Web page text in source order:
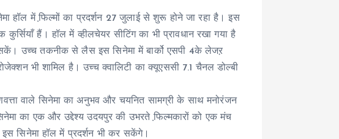
हॉल में फि़ल्मों का प्रदर्शन 27 जुलाई से शुरू होने जा रहा है। इस
हैं। हॉल में व्हीलचेयर सीटिंग का भी प्रावधान रखा गया है
उच्च तकनीक से लैस इस सिनेमा में बार्को एसपी 4के लेजऱ
भी शामिल है। उच्च क्वालिटी का क्यूएससी 7.1 चैनल डोल्बी
वाले सिनेमा का अनुभव और चयनित सामग्री के साथ मनोरंजन
का एक और उद्देश्य उदयपुर की उभरते फि़ल्मकारों को एक मंच
सिनेमा हॉल में प्रदर्शन भी कर सकेंगे।